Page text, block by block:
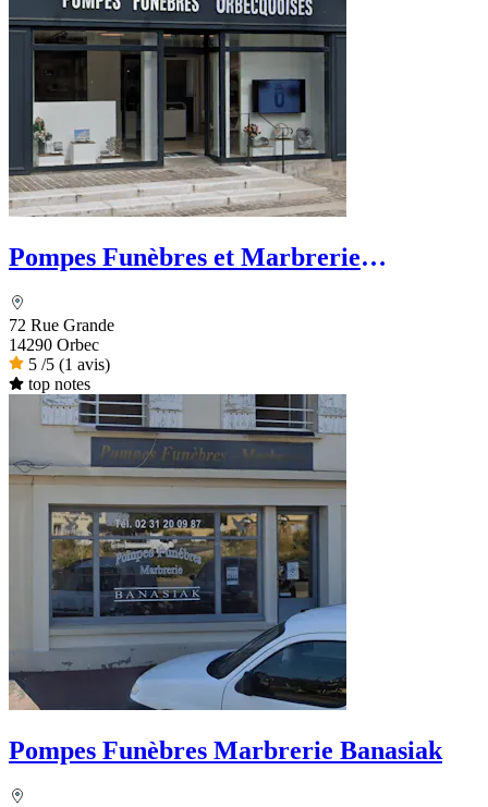
Pompes Funèbres et Marbrerie
72 Rue Grande
14290 Orbec
5 /5 (1 avis)
top notes
Pompes Funèbres Marbrerie Banasiak